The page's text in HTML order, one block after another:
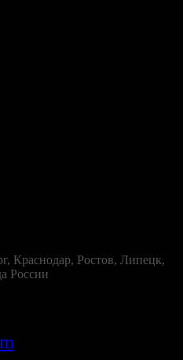
Краснодар, Ростов, Липецк,
России